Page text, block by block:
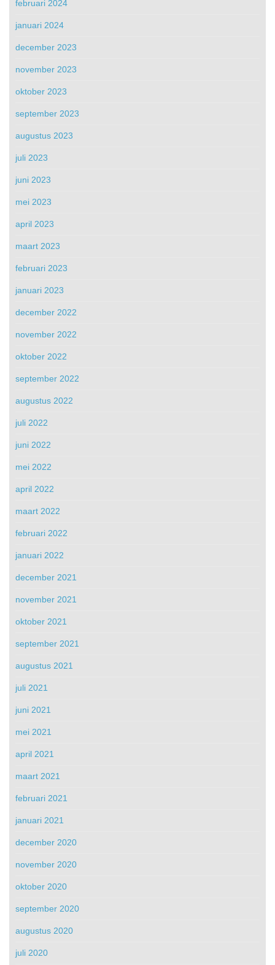
februari 2024
januari 2024
december 2023
november 2023
oktober 2023
september 2023
augustus 2023
juli 2023
juni 2023
mei 2023
april 2023
maart 2023
februari 2023
januari 2023
december 2022
november 2022
oktober 2022
september 2022
augustus 2022
juli 2022
juni 2022
mei 2022
april 2022
maart 2022
februari 2022
januari 2022
december 2021
november 2021
oktober 2021
september 2021
augustus 2021
juli 2021
juni 2021
mei 2021
april 2021
maart 2021
februari 2021
januari 2021
december 2020
november 2020
oktober 2020
september 2020
augustus 2020
juli 2020